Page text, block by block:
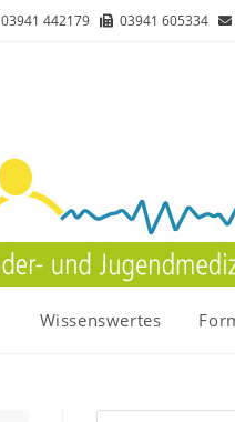
03941 442179 03941 605334
Wissenswertes